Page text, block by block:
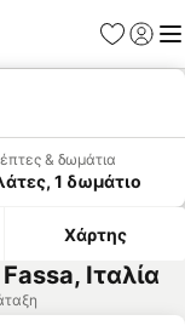
& δωμάτια
1 δωμάτιο
Χάρτης
Ιταλία